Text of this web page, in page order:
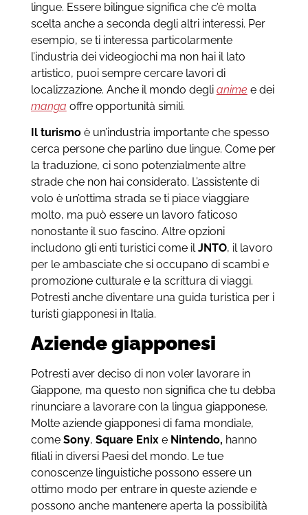
lingue. Essere bilingue significa che c’è molta
scelta anche a seconda degli altri interessi. Per
esempio, se ti interessa particolarmente
l’industria dei videogiochi ma non hai il lato
artistico, puoi sempre cercare lavori di
localizzazione. Anche il mondo degli anime e dei
manga offre opportunità simili.
Il turismoè un’industria importante che spesso
cerca persone che parlino due lingue. Come per
la traduzione, ci sono potenzialmente altre
strade che non hai considerato. L’assistente di
volo è un’ottima strada se ti piace viaggiare
molto, ma può essere un lavoro faticoso
nonostante il suo fascino. Altre opzioni
includono gli enti turistici come ilJNTO, il lavoro
per le ambasciate che si occupano di scambi e
promozione culturale e la scrittura di viaggi.
Potresti anche diventare una guida turistica per i
turisti giapponesi in Italia.
Aziende giapponesi
Potresti aver deciso di non voler lavorare in
Giappone, ma questo non significa che tu debba
rinunciare a lavorare con la lingua giapponese.
Molte aziende giapponesi di fama mondiale,
come Sony, Square Enixe Nintendo, hanno
filiali in diversi Paesi del mondo. Le tue
conoscenze linguistiche possono essere un
ottimo modo per entrare in queste aziende e
possono anche mantenere aperta la possibilità